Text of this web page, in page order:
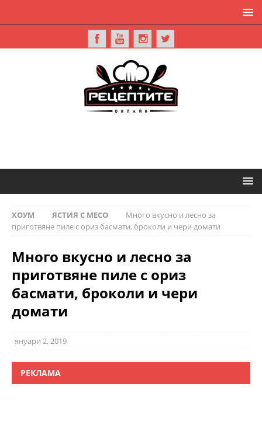
ХОУМ ЯСТИЯ С МЕСО
Много вкусно и лесно за
приготвяне пиле с ориз басмати, броколи и чери домати
Много вкусно и лесно за
приготвяне пиле с ориз
басмати, броколи и чери
домати
януари 2, 2019
РЕКЛАМА